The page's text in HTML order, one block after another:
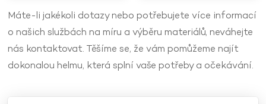
Máte-li jakékoli dotazy nebo potřebujete více informací
o našich službách na míru a výběru materiálů, neváhejte
nás kontaktovat. Těšíme se, že vám pomůžeme najít
dokonalou helmu, která splní vaše potřeby a očekávání.